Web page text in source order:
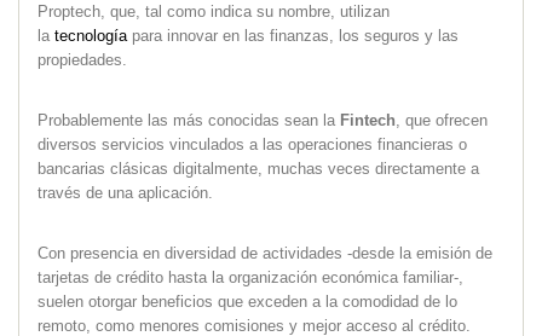
Proptech, que, tal como indica su nombre, utilizan
la tecnología para innovar en las finanzas, los seguros y las
propiedades.
Probablemente las más conocidas sean la Fintech , que ofrecen
diversos servicios vinculados a las operaciones financieras o
bancarias clásicas digitalmente, muchas veces directamente a
través de una aplicación.
Con presencia en diversidad de actividades -desde la emisión de
tarjetas de crédito hasta la organización económica familiar-,
suelen otorgar beneficios que exceden a la comodidad de lo
remoto, como menores comisiones y mejor acceso al crédito.